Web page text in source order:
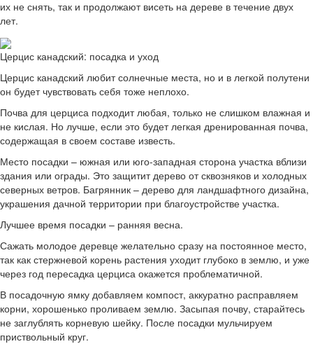
их не снять, так и продолжают висеть на дереве в течение двух
лет.
Церцис канадский: посадка и уход
Церцис канадский любит солнечные места, но и в легкой полутени
он будет чувствовать себя тоже неплохо.
Почва для церциса подходит любая, только не слишком влажная и
не кислая. Но лучше, если это будет легкая дренированная почва,
содержащая в своем составе известь.
Место посадки – южная или юго-западная сторона участка вблизи
здания или ограды. Это защитит дерево от сквозняков и холодных
северных ветров. Багрянник – дерево для ландшафтного дизайна,
украшения дачной территории при благоустройстве участка.
Лучшее время посадки – ранняя весна.
Сажать молодое деревце желательно сразу на постоянное место,
так как стержневой корень растения уходит глубоко в землю, и уже
через год пересадка церциса окажется проблематичной.
В посадочную ямку добавляем компост, аккуратно расправляем
корни, хорошенько проливаем землю. Засыпая почву, старайтесь
не заглублять корневую шейку. После посадки мульчируем
приствольный круг.